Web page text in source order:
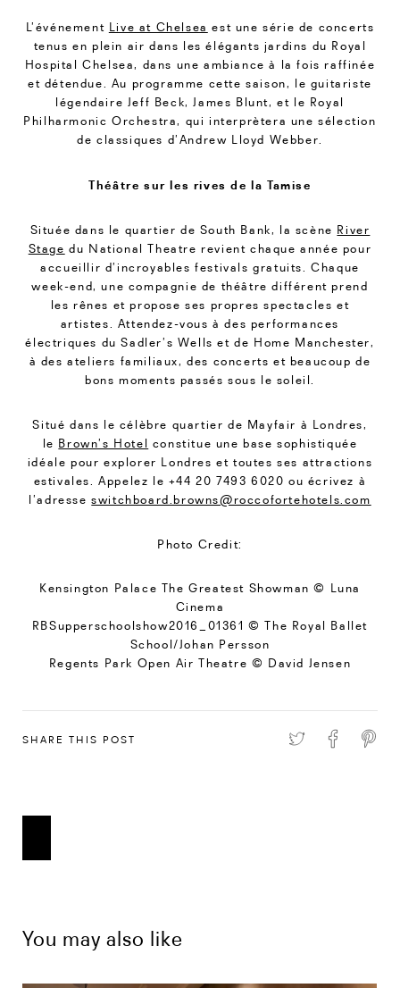
L’événement Live at Chelsea est une série de concerts
tenus en plein air dans les élégants jardins du Royal
Hospital Chelsea, dans une ambiance à la fois raffinée
et détendue. Au programme cette saison, le guitariste
légendaire Jeff Beck, James Blunt, et le Royal
Philharmonic Orchestra, qui interprètera une sélection
de classiques d’Andrew Lloyd Webber.
Théâtre sur les rives de la Tamise
Située dans le quartier de South Bank, la scène River
Stage du National Theatre revient chaque année pour
accueillir d’incroyables festivals gratuits. Chaque
week-end, une compagnie de théâtre différent prend
les rênes et propose ses propres spectacles et
artistes. Attendez-vous à des performances
électriques du Sadler’s Wells et de Home Manchester,
à des ateliers familiaux, des concerts et beaucoup de
bons moments passés sous le soleil.
Situé dans le célèbre quartier de Mayfair à Londres,
le Brown’s Hotel constitue une base sophistiquée
idéale pour explorer Londres et toutes ses attractions
estivales. Appelez le +44 20 7493 6020 ou écrivez à
l’adresseswitchboard.browns@roccofortehotels.com
Photo Credit:
Kensington Palace The Greatest Showman © Luna
Cinema
RBSupperschoolshow2016_01361 © The Royal Ballet
School/Johan Persson
Regents Park Open Air Theatre © David Jensen
SHARE THIS POST
You may also like